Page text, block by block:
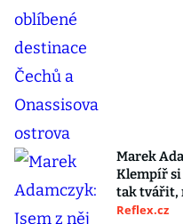
Marek
Klempíř si
tak tvářit,
Reflex.cz